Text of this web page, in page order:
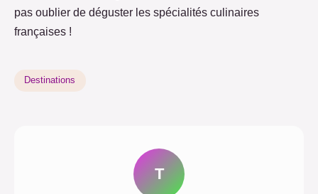
pas oublier de déguster les spécialités culinaires
françaises !
Destinations
T